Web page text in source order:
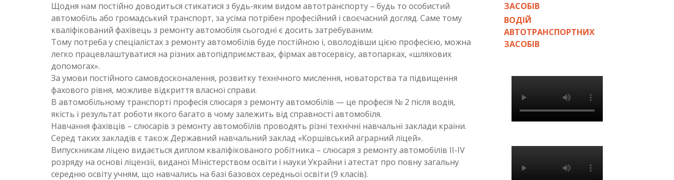
Щодня нам постійно доводиться стикатися з будь-яким видом автотранспорту – будь то особистий
автомобіль або громадський транспорт, за усіма потрібен професійний і своєчасний догляд. Саме тому
кваліфікований фахівець з ремонту автомобіля сьогодні є досить затребуваним.
Тому потреба у спеціалістах з ремонту автомобілів буде постійною і, оволодівши цією професією, можна
легко працевлаштуватися на різних автопідприємствах, фірмах автосервісу, автопарках, «шляхових
допомогах».
За умови постійного самовдосконалення, розвитку технічного мислення, новаторства та підвищення
фахового рівня, можливе відкриття власної справи.
В автомобільному транспорті професія слюсаря з ремонту автомобілів — це професія № 2 після водія,
якість і результат роботи якого багато в чому залежить від справності автомобіля.
Навчання фахівців – слюсарів з ремонту автомобілів проводять різні технічні навчальні заклади країни.
Серед таких закладів є також Державний навчальний заклад «Коршівський аграрний ліцей».
Випускникам ліцею видається диплом кваліфікованого робітника – слюсаря з ремонту автомобілів ІІ-IV
розряду на основі ліцензії, виданої Міністерством освіти і науки Украйни і атестат про повну загальну
середню освіту учням, що навчались на базі базовох середньої освіти (9 класів).
ЗАСОБІВ
ВОДІЙ
АВТОТРАНСПОРТНИХ
ЗАСОБІВ